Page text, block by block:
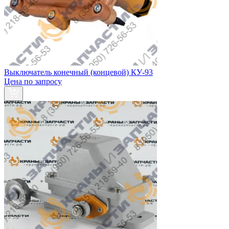
Выключатель конечный (концевой) КУ-93
Цена по запросу